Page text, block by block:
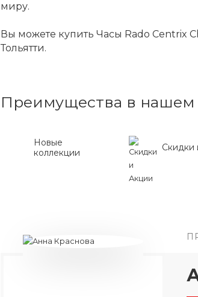
миру.
Вы можете купить Часы Rado Centrix
Тольятти.
Преимущества в нашем
Новые
коллекции
Скидки